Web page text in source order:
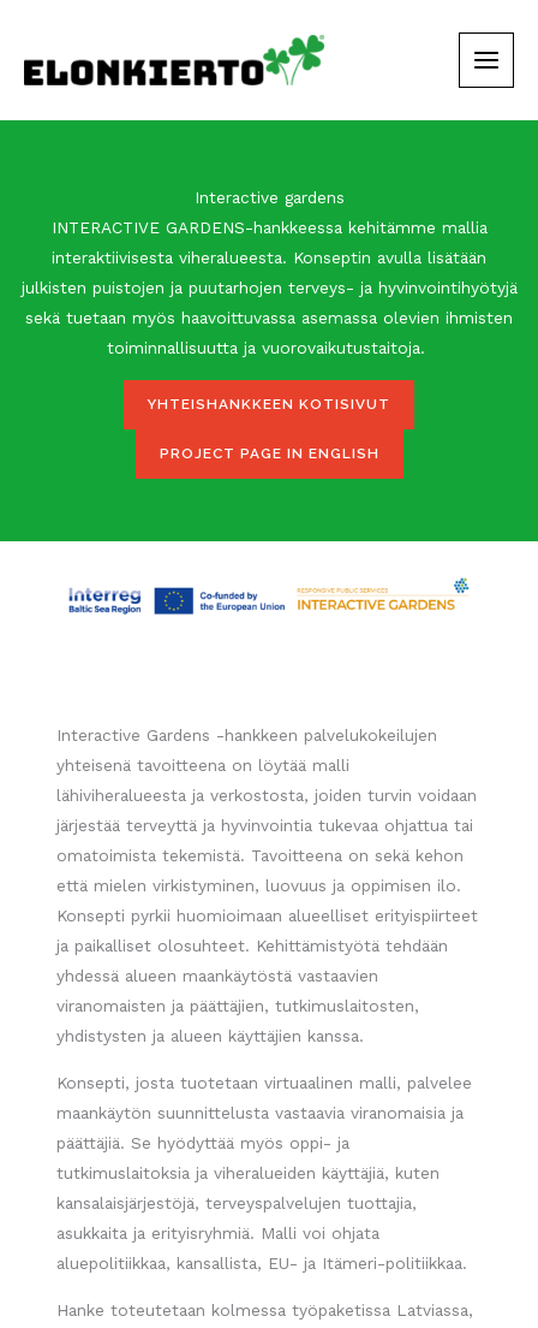
Interactive gardens
INTERACTIVE GARDENS-hankkeessa kehitämme mallia
interaktiivisesta viheralueesta. Konseptin avulla lisätään
julkisten puistojen ja puutarhojen terveys- ja hyvinvointihyötyjä
sekä tuetaan myös haavoittuvassa asemassa olevien ihmisten
toiminnallisuutta ja vuorovaikutustaitoja.
YHTEISHANKKEEN KOTISIVUT
PROJECT PAGE IN ENGLISH
Interactive Gardens -hankkeen palvelukokeilujen
yhteisenä tavoitteena on löytää malli
lähiviheralueesta ja verkostosta, joiden turvin voidaan
järjestää terveyttä ja hyvinvointia tukevaa ohjattua tai
omatoimista tekemistä. Tavoitteena on sekä kehon
että mielen virkistyminen, luovuus ja oppimisen ilo.
Konsepti pyrkii huomioimaan alueelliset erityispiirteet
ja paikalliset olosuhteet. Kehittämistyötä tehdään
yhdessä alueen maankäytöstä vastaavien
viranomaisten ja päättäjien, tutkimuslaitosten,
yhdistysten ja alueen käyttäjien kanssa.
Konsepti, josta tuotetaan virtuaalinen malli, palvelee
maankäytön suunnittelusta vastaavia viranomaisia ja
päättäjiä. Se hyödyttää myös oppi- ja
tutkimuslaitoksia ja viheralueiden käyttäjiä, kuten
kansalaisjärjestöjä, terveyspalvelujen tuottajia,
asukkaita ja erityisryhmiä. Malli voi ohjata
aluepolitiikkaa, kansallista, EU- ja Itämeri-politiikkaa.
Hanke toteutetaan kolmessa työpaketissa Latviassa,